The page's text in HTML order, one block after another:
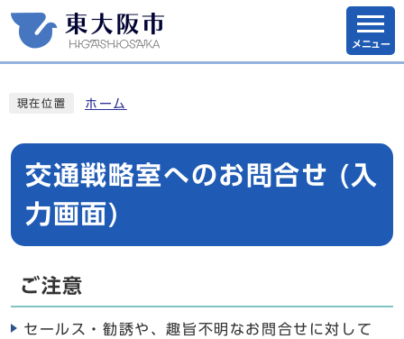
メニュー
現在位置 ホーム
交通戦略室へのお問合せ (入
力画面)
ご注意
セールス・勧誘や、趣旨不明なお問合せに対して